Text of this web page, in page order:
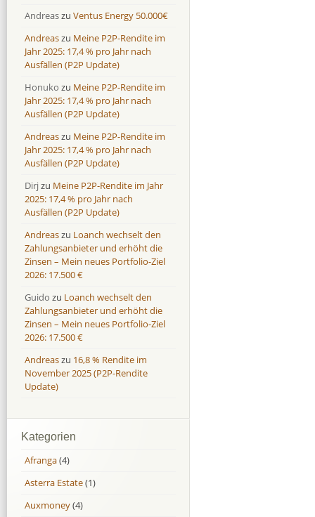
Andreaszu Ventus Energy 50.000€
Andreaszu Meine P2P-Rendite im
Jahr 2025: 17,4 % pro Jahr nach
Ausfällen (P2P Update)
Honuko zu Meine P2P-Rendite im
Jahr 2025: 17,4 % pro Jahr nach
Ausfällen (P2P Update)
Andreaszu Meine P2P-Rendite im
Jahr 2025: 17,4 % pro Jahr nach
Ausfällen (P2P Update)
Dirjzu Meine P2P-Rendite im Jahr
2025: 17,4 % pro Jahr nach
Ausfällen (P2P Update)
Andreaszu Loanch wechselt den
Zahlungsanbieter und erhöht die
Zinsen – Mein neues Portfolio-Ziel
2026: 17.500 €
Guido zu Loanch wechselt den
Zahlungsanbieter und erhöht die
Zinsen – Mein neues Portfolio-Ziel
2026: 17.500 €
Andreaszu 16,8 % Rendite im
November 2025 (P2P-Rendite
Update)
Kategorien
Afranga(4)
Asterra Estate(1)
Auxmoney(4)